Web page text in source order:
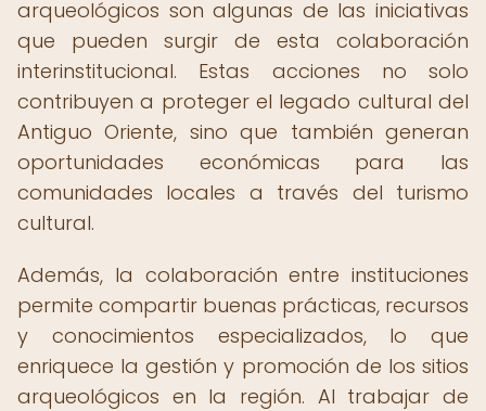
arqueológicos son algunas de las iniciativas
que pueden surgir de esta colaboración
interinstitucional. Estas acciones no solo
contribuyen a proteger el legado cultural del
Antiguo Oriente, sino que también generan
oportunidades económicas para las
comunidades locales a través del turismo
cultural.
Además, la colaboración entre instituciones
permite compartir buenas prácticas, recursos
y conocimientos especializados, lo que
enriquece la gestión y promoción de los sitios
arqueológicos en la región. Al trabajar de